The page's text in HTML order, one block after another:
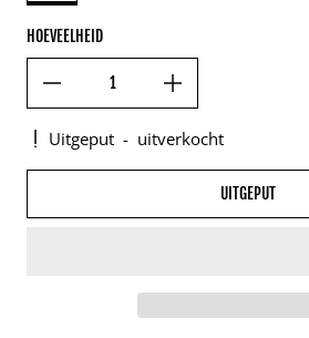
HOEVEELHEID
Uitgeput - uitverkocht
UITGEPUT